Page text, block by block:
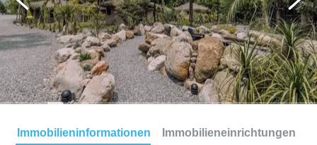
Immobilieninformationen Immobilieneinrichtungen